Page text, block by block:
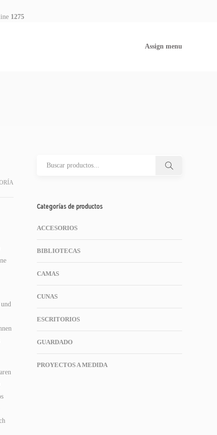
1275
Assign menu
Categorías de productos
ACCESORIOS
BIBLIOTECAS
CAMAS
CUNAS
ESCRITORIOS
GUARDADO
PROYECTOS A MEDIDA